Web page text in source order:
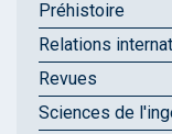
Préhistoire
Relations
Revues
Sciences de